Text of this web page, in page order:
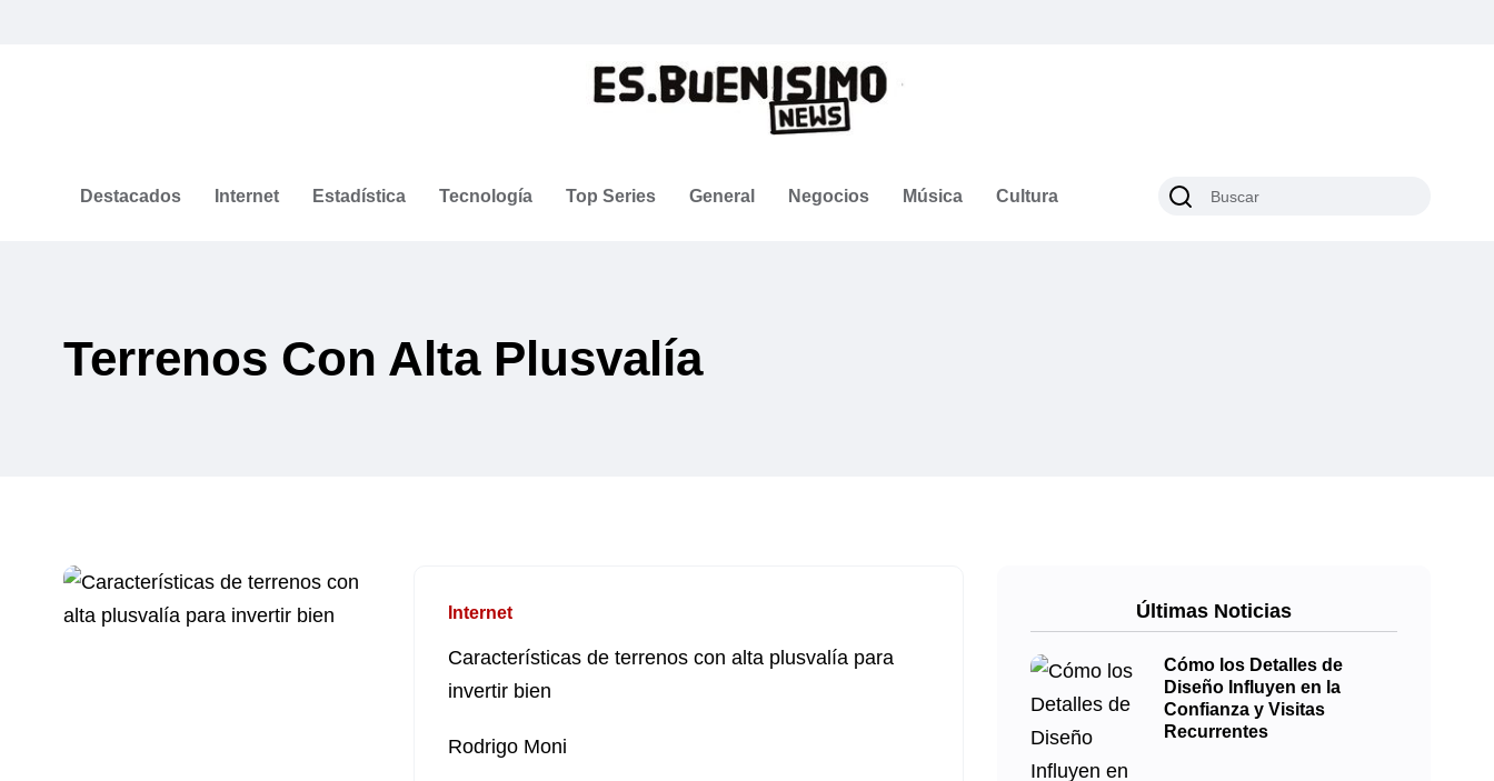
Destacados Internet Estadística Tecnología Top Series General Negocios Música Cultura
Terrenos Con Alta Plusvalía
Internet
Características de terrenos con alta plusvalía para
invertir bien
Rodrigo Moni
Últimas Noticias
Cómo los Detalles de
Diseño Influyen en la
Confianza y Visitas
Recurrentes